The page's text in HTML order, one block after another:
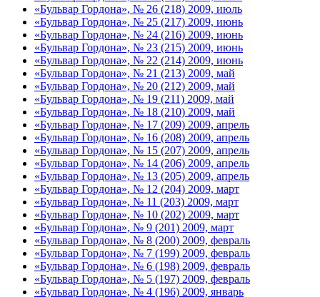
«Бульвар Гордона», № 26 (218) 2009, июль
«Бульвар Гордона», № 25 (217) 2009, июнь
«Бульвар Гордона», № 24 (216) 2009, июнь
«Бульвар Гордона», № 23 (215) 2009, июнь
«Бульвар Гордона», № 22 (214) 2009, июнь
«Бульвар Гордона», № 21 (213) 2009, май
«Бульвар Гордона», № 20 (212) 2009, май
«Бульвар Гордона», № 19 (211) 2009, май
«Бульвар Гордона», № 18 (210) 2009, май
«Бульвар Гордона», № 17 (209) 2009, апрель
«Бульвар Гордона», № 16 (208) 2009, апрель
«Бульвар Гордона», № 15 (207) 2009, апрель
«Бульвар Гордона», № 14 (206) 2009, апрель
«Бульвар Гордона», № 13 (205) 2009, апрель
«Бульвар Гордона», № 12 (204) 2009, март
«Бульвар Гордона», № 11 (203) 2009, март
«Бульвар Гордона», № 10 (202) 2009, март
«Бульвар Гордона», № 9 (201) 2009, март
«Бульвар Гордона», № 8 (200) 2009, февраль
«Бульвар Гордона», № 7 (199) 2009, февраль
«Бульвар Гордона», № 6 (198) 2009, февраль
«Бульвар Гордона», № 5 (197) 2009, февраль
«Бульвар Гордона», № 4 (196) 2009, январь